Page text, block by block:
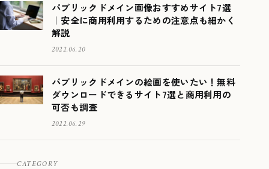
パブリックドメイン画像おすすめサイト7選
｜安全に商用利用するための注意点も細かく
解説
2022.06.20
パブリックドメインの絵画を使いたい！無料
ダウンロードできるサイト7選と商用利用の
可否も調査
2022.06.29
CATEGORY